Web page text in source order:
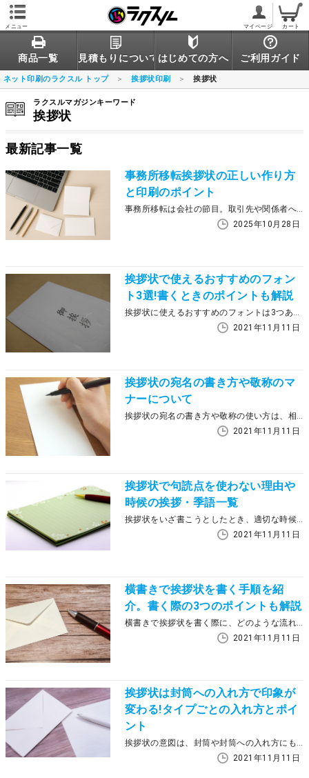
メニュー マイページ カート
商品一覧 見積もりについてはじめての方へ ご利用ガイド
ネット印刷のラクスル トップ 挨拶状印刷 挨拶状
ラクスルマガジンキーワード
挨拶状
最新記事一覧
事務所移転挨拶状の正しい作り方
と印刷のポイント
事務所移転は会社の節目。取引先や関係者へ誠意と新体制を伝える「挨拶状」は、内容だけでなく“印刷仕様と用紙選び”が印象を左右します。本記事では、ビジネスマナーに沿った文面の基本と、二つ折りカード＋封筒をはじめとする最適な仕様など印刷物としての完成度を高めるポイントを解説します。
2025年10月28日
挨拶状で使えるおすすめのフォン
ト3選!書くときのポイントも解説
挨拶状に使えるおすすめのフォントは3つあります。書体によって与える印象も大きく変わってくるため、正しく使い分けられるようになりましょう。この記事では、挨拶状に使えるフォントの紹介と併せて、気をつけたいポイントやプロに依頼することがおすすめの理由まで紹介します。
2021年11月11日
挨拶状の宛名の書き方や敬称のマ
ナーについて
挨拶状の宛名の書き方や敬称の使い方は、相手への印象を左右する重要なポイントです。この記事では間違いやすい宛名のルールや敬称（様、御中など）の正しい使い方を解説します。
2021年11月11日
挨拶状で句読点を使わない理由や
時候の挨拶・季語一覧
挨拶状をいざ書こうとしたとき、適切な時候の挨拶がわからなかったり、「句読点は使わない」といった特有のマナーに戸惑ったりした経験はないでしょうか。 この記事では挨拶状で句読点を使わない理由や、知っておきたい基本マナー、すぐに使える季節ごとの時候の挨拶・季語一覧をご紹介します。
2021年11月11日
横書きで挨拶状を書く手順を紹
介。書く際の3つのポイントも解説
横書きで挨拶状を書く際に、どのような流れで記載すればよいか悩む人はいるでしょう。特にビジネスでは、相手に失礼のないように注意しなければいけません。この記事では、横書きで挨拶状を書く手順を紹介します。書く際のポイントも併せてチェックしましょう。
2021年11月11日
挨拶状は封筒への入れ方で印象が
変わる!タイプごとの入れ方とポイ
ント
挨拶状の意図は、封筒や封筒への入れ方にも現れているといわれます。それは入れ方ひとつでも相手が挨拶状を読みやすくなり、気遣いを感じるためです。このコラムでは、相手に喜ばれる挨拶状の封筒ごとに適した入れ方について、挨拶状のタイプ別に解説します。
2021年11月11日